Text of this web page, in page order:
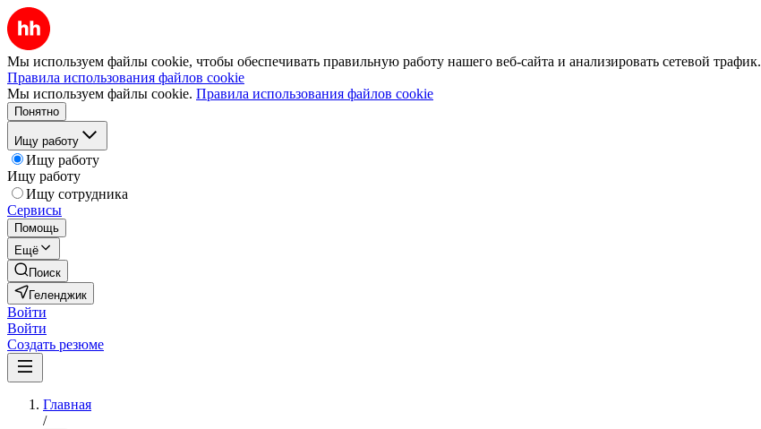
Мы используем файлы cookie, чтобы обеспечивать правильную работу нашего веб-сайта и анализировать сетевой трафик.
Правила использования файлов cookie
Мы используем файлы cookie. Правила использования файлов cookie
Понятно
Ищу работу
Ищу работу
Ищу работу
Ищу сотрудника
Сервисы
Помощь
Ещё
Поиск
Геленджик
Войти
Войти
Создать резюме
Главная
/